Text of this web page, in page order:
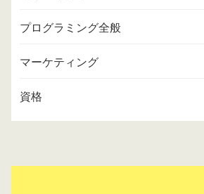
プログラミング全般
マーケティング
資格